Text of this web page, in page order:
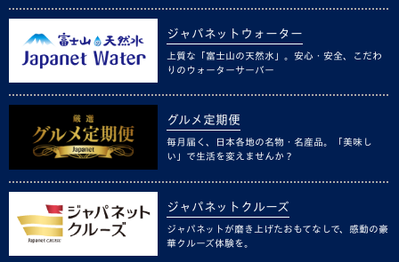
ジャパネットウォーター
上質な「富士山の天然水」。安心・安全、こだわ
りのウォーターサーバー
グルメ定期便
毎月届く、日本各地の名物・名産品。「美味し
い」で生活を変えませんか？
ジャパネットクルーズ
ジャパネットが磨き上げたおもてなしで、感動の豪
華クルーズ体験を。